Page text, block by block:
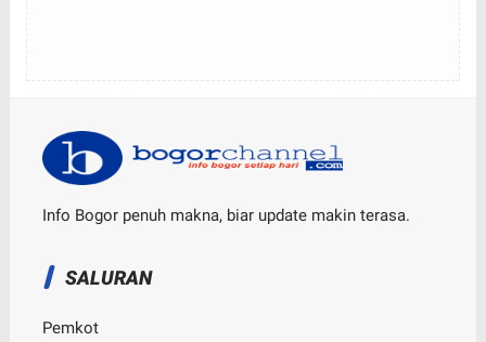
Info Bogor penuh makna, biar update makin terasa.
SALURAN
Pemkot